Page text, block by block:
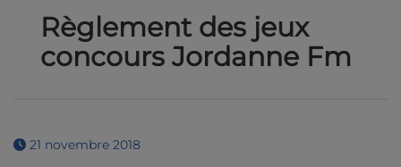
Règlement des jeux
concours Jordanne Fm
21 novembre 2018